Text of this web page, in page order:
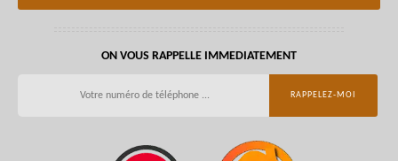
ON VOUS RAPPELLE IMMEDIATEMENT